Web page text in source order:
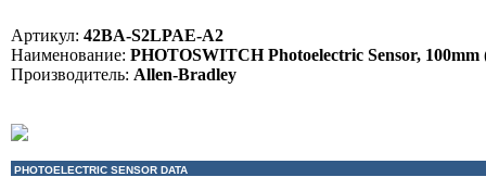
Артикул: 42BA-S2LPAE-A2
Наименование: PHOTOSWITCH Photoelectric Sensor,
Производитель: Allen-Bradley
PHOTOELECTRIC SENSOR DATA